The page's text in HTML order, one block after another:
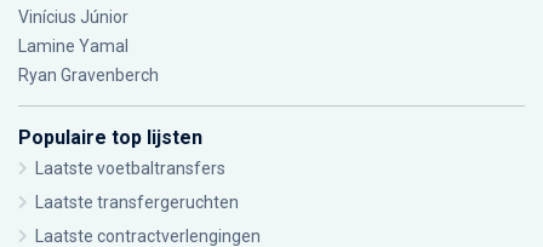
Vinícius Júnior
Lamine Yamal
Ryan Gravenberch
Populaire top lijsten
Laatste voetbaltransfers
Laatste transfergeruchten
Laatste contractverlengingen